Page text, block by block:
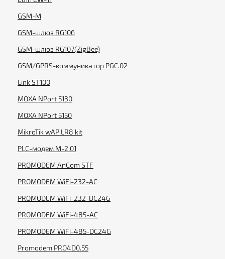
GSM-M
GSM-шлюз RG106
GSM-шлюз RG107(ZigBee)
GSM/GPRS-коммуникатор PGC.02
Link ST100
MOXA NPort 5130
MOXA NPort 5150
MikroTik wAP LR8 kit
PLC-модем M-2.01
PROMODEM AnCom STF
PROMODEM WiFi-232-AC
PROMODEM WiFi-232-DC24G
PROMODEM WiFi-485-AC
PROMODEM WiFi-485-DC24G
Promodem PRO4D0.55